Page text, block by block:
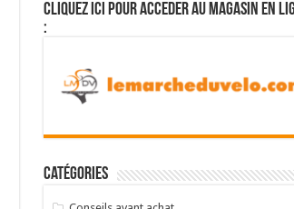
Cliquez ici pour acceder au magasin en
:
Catégories